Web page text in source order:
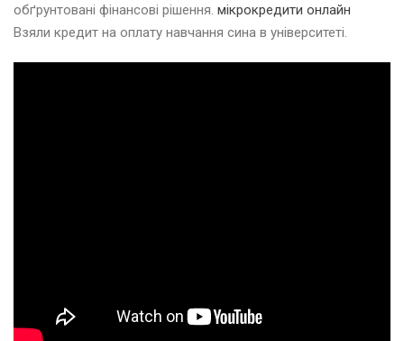
обґрунтовані фінансові рішення. мікрокредити онлайн
Взяли кредит на оплату навчання сина в університеті.